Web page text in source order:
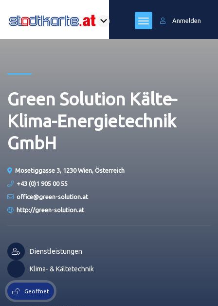
Anmelden
Green Solution Kälte-
Klima-Energietechnik
GmbH
Mosetiggasse 3, 1230 Wien, Österreich
+43 (0)1 905 00 55
office@green-solution.at
http://green-solution.at
Dienstleistungen
Klima- & Kältetechnik
Geöffnet